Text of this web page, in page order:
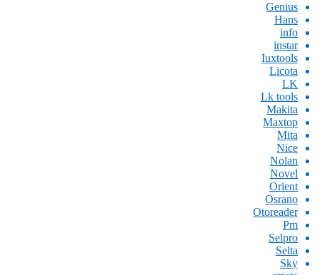
Genius
Hans
info
instar
Iuxtools
Licota
LK
Lk tools
Makita
Maxtop
Mita
Nice
Nolan
Novel
Orient
Osrano
Otoreader
Pm
Selpro
Selta
Sky